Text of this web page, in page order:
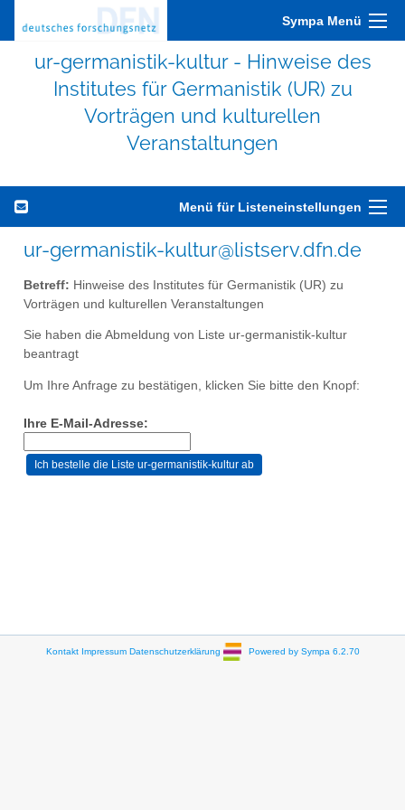
Sympa Menü
ur-germanistik-kultur - Hinweise des
Institutes für Germanistik (UR) zu
Vorträgen und kulturellen
Veranstaltungen
Menü für Listeneinstellungen
ur-germanistik-kultur@listserv.dfn.de
Betreff: Hinweise des Institutes für Germanistik (UR) zu
Vorträgen und kulturellen Veranstaltungen
Sie haben die Abmeldung von Liste ur-germanistik-kultur
beantragt
Um Ihre Anfrage zu bestätigen, klicken Sie bitte den Knopf:
Ihre E-Mail-Adresse:
Kontakt Impressum Datenschutzerklärung Powered by Sympa 6.2.70